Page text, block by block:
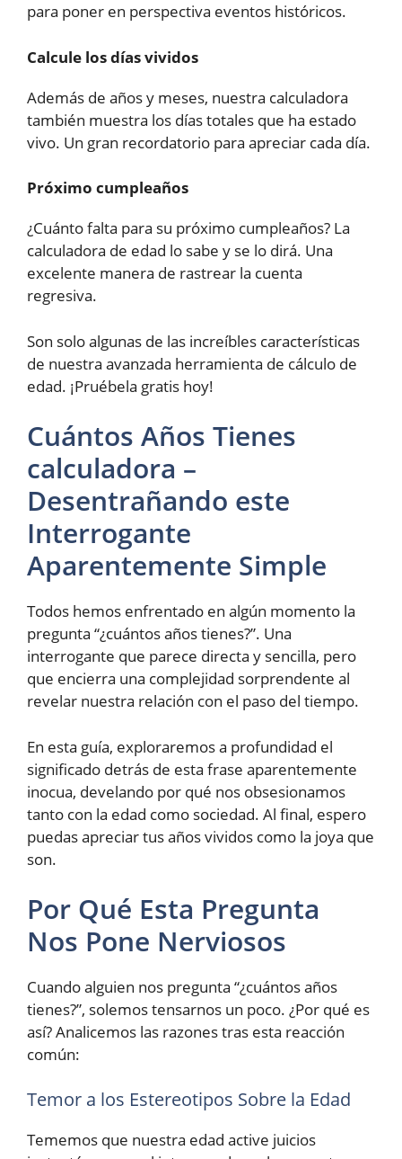
para poner en perspectiva eventos históricos.
Calcule los días vividos
Además de años y meses, nuestra calculadora
también muestra los días totales que ha estado
vivo. Un gran recordatorio para apreciar cada día.
Próximo cumpleaños
¿Cuánto falta para su próximo cumpleaños? La
calculadora de edad lo sabe y se lo dirá. Una
excelente manera de rastrear la cuenta
regresiva.
Son solo algunas de las increíbles características
de nuestra avanzada herramienta de cálculo de
edad. ¡Pruébela gratis hoy!
Cuántos Años Tienes
calculadora –
Desentrañando este
Interrogante
Aparentemente Simple
Todos hemos enfrentado en algún momento la
pregunta “¿cuántos años tienes?”. Una
interrogante que parece directa y sencilla, pero
que encierra una complejidad sorprendente al
revelar nuestra relación con el paso del tiempo.
En esta guía, exploraremos a profundidad el
significado detrás de esta frase aparentemente
inocua, develando por qué nos obsesionamos
tanto con la edad como sociedad. Al final, espero
puedas apreciar tus años vividos como la joya que
son.
Por Qué Esta Pregunta
Nos Pone Nerviosos
Cuando alguien nos pregunta “¿cuántos años
tienes?”, solemos tensarnos un poco. ¿Por qué es
así? Analicemos las razones tras esta reacción
común:
Temor a los Estereotipos Sobre la Edad
Tememos que nuestra edad active juicios